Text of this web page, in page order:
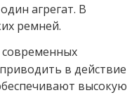
агрегат. В
ремней.
в действие
высокую